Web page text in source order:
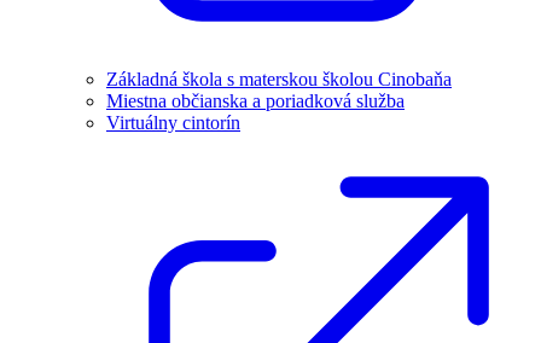
Základná škola s materskou školou Cinobaňa
Miestna občianska a poriadková služba
Virtuálny cintorín